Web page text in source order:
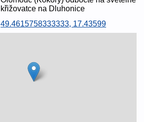
křižovatce na Dluhonice
49.4615758333333, 17.43599